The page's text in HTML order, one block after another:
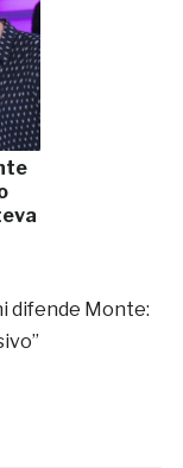
difende Monte: